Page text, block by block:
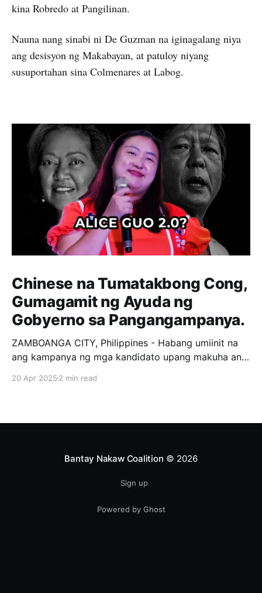
kina Robredo at Pangilinan.
Nauna nang sinabi ni De Guzman na iginagalang niya
ang desisyon ng Makabayan, at patuloy niyang
susuportahan sina Colmenares at Labog.
Chinese na Tumatakbong Cong,
Gumagamit ng Ayuda ng
Gobyerno sa Pangangampanya.
ZAMBOANGA CITY, Philippines - Habang umiinit na
ang kampanya ng mga kandidato upang makuha ang
isang Distrito sa Zamboanga City. Si Kat Chua, isang
Zamboanga City. Ang strategy nya,
20 Apr 2025 2 min read
Bantay Nakaw Coalition © 2026
Sign up
Powered by Ghost